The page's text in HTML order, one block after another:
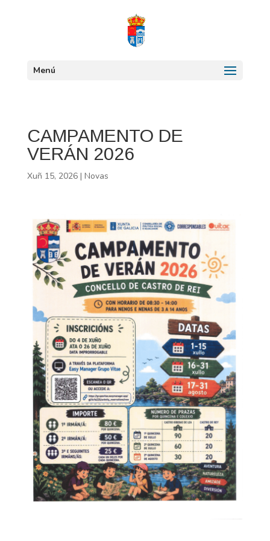
Menú
CAMPAMENTO DE
VERÁN 2026
Xuñ 15, 2026| Novas